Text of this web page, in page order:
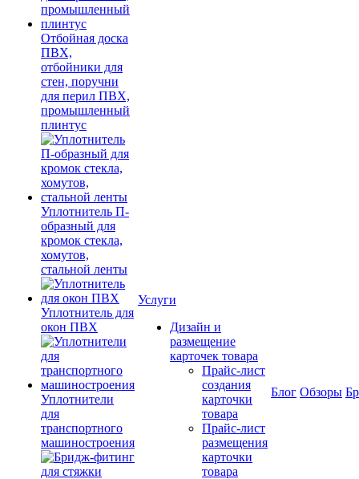
Отбойная доска
ПВХ,
отбойники для
стен, поручни
для перил ПВХ,
промышленный
плинтус
Уплотнитель П-
образный для
кромок стекла,
хомутов,
стальной ленты
Уплотнитель для
окон ПВХ
Уплотнители
для
транспортного
машиностроения
Услуги
Дизайн и
размещение
карточек товара
Прайс-лист
создания
карточки
товара
Прайс-лист
размещения
карточки
товара
Блог Обзоры